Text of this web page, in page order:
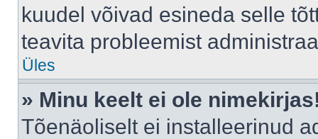
kuudel võivad esineda selle
teavita probleemist
Üles
» Minu keelt ei ole
Tõenäoliselt ei installeerinud